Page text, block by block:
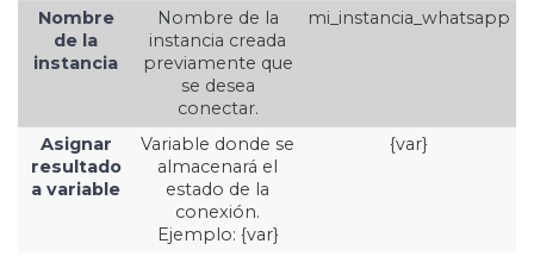
Nombre
de la
instancia
Nombre de la
instancia creada
previamente que
se desea
conectar.
mi_instancia_whatsapp
Asignar
resultado
a variable
Variable donde se
almacenará el
estado de la
conexión.
Ejemplo: {var}
{var}